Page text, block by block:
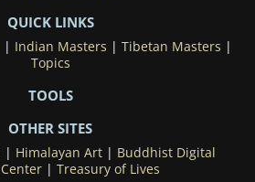
QUICK LINKS
Indian Masters Tibetan Masters
Topics
TOOLS
OTHER SITES
Himalayan Art| Buddhist Digital
Treasury of Lives